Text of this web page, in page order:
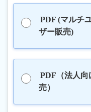
PDF (マルチ
ザー販売)
PDF（法人向
売）